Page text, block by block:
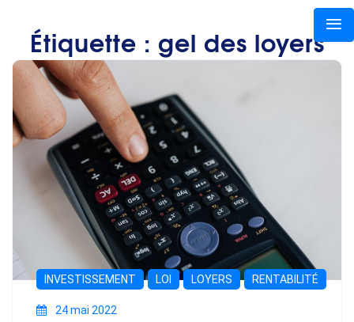
Étiquette : gel des loyers
INVESTISSEMENT LOI LOYERS RENTABILITÉ
24 mai 2022